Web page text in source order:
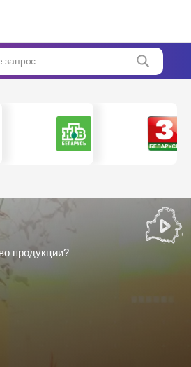
запрос
продукции?